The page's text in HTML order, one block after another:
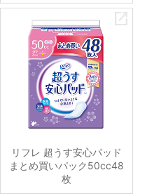
リフレ 超うす安心パッド
まとめ買いパック50cc48
枚